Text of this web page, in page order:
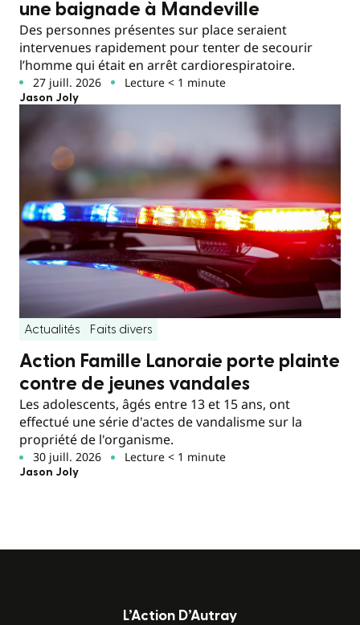
une baignade à Mandeville
Des personnes présentes sur place seraient
intervenues rapidement pour tenter de secourir
l’homme qui était en arrêt cardiorespiratoire.
27 juill. 2026 Lecture < 1 minute
Jason Joly
Actualités Faits divers
Action Famille Lanoraie porte plainte
contre de jeunes vandales
Les adolescents, âgés entre 13 et 15 ans, ont
effectué une série d'actes de vandalisme sur la
propriété de l'organisme.
30 juill. 2026 Lecture < 1 minute
Jason Joly
L’Action D’Autray